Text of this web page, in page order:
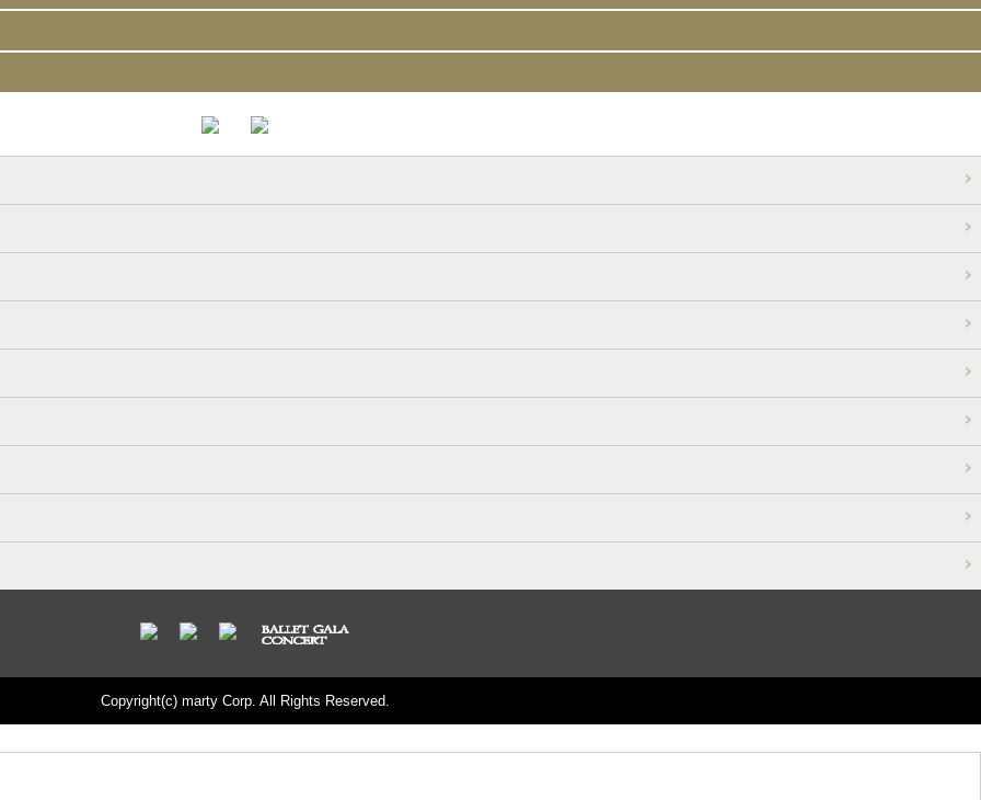
Copyright(c) marty Corp. All Rights Reserved.